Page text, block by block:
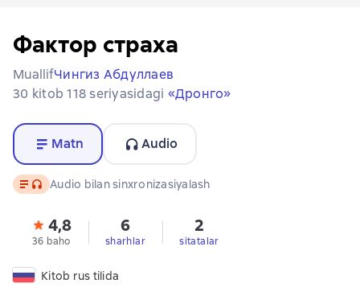
Фактор страха
MuallifЧингиз Абдуллаев
30 kitob 118 seriyasidagi «Дронго»
Matn Audio
Matn, audio format mavjud
Audio bilan sinxronizasiyalash
4,8
36 baho
6
sharhlar
2
sitatalar
Kitob rus tilida